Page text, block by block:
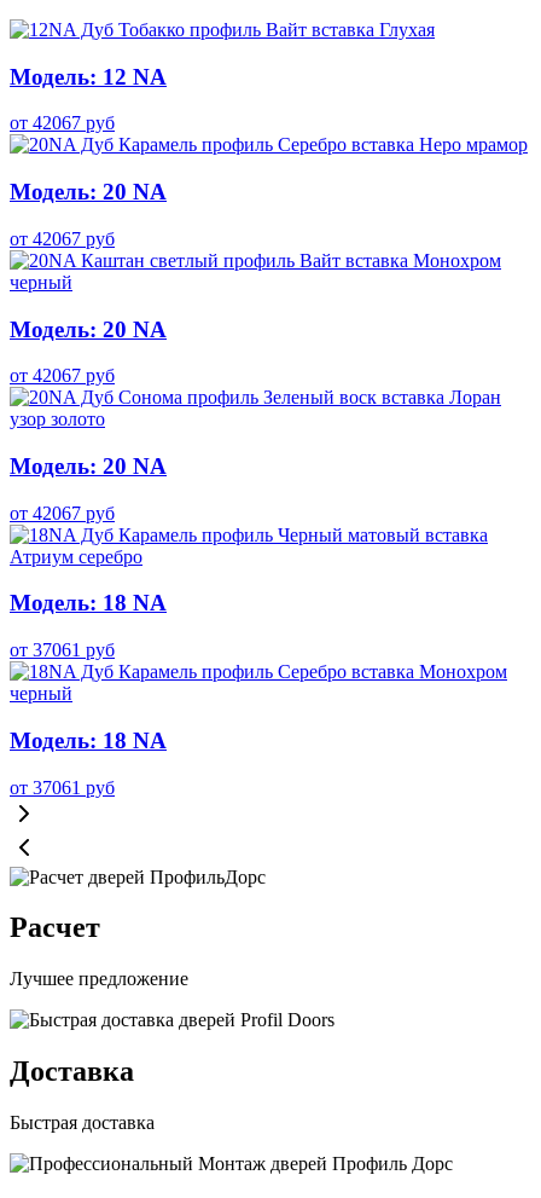
Модель: 12 NA
от 42067 руб
Модель: 20 NA
от 42067 руб
Модель: 20 NA
от 42067 руб
Модель: 20 NA
от 42067 руб
Модель: 18 NA
от 37061 руб
Модель: 18 NA
от 37061 руб
Расчет
Лучшее предложение
Доставка
Быстрая доставка